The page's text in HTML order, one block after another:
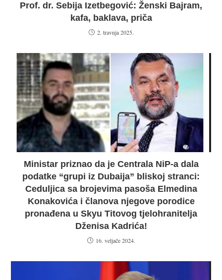
Prof. dr. Sebija Izetbegović: Ženski Bajram,
kafa, baklava, priča
2. travnja 2025.
Ministar priznao da je Centrala NiP-a dala
podatke “grupi iz Dubaija” bliskoj stranci:
Ceduljica sa brojevima pasoša Elmedina
Konakovića i članova njegove porodice
pronađena u Skyu Titovog tjelohranitelja
Dženisa Kadrića!
16. veljače 2024.